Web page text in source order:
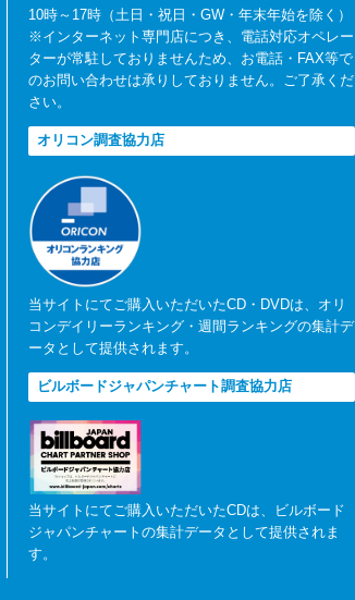
10時～17時（土日・祝日・GW・年末年始を除く）
※インターネット専門店につき、電話対応オペレー
ターが常駐しておりませんため、お電話・FAX等で
のお問い合わせは承りしておりません。ご了承くだ
さい。
オリコン調査協力店
当サイトにてご購入いただいたCD・DVDは、オリ
コンデイリーランキング・週間ランキングの集計デ
ータとして提供されます。
ビルボードジャパンチャート調査協力店
当サイトにてご購入いただいたCDは、ビルボード
ジャパンチャートの集計データとして提供されま
す。